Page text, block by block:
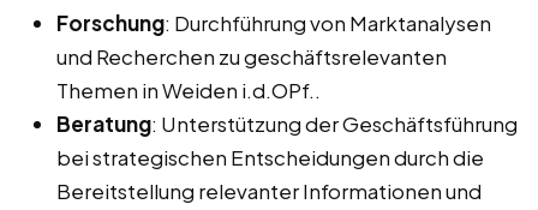
Forschung: Durchführung von Marktanalysen
und Recherchen zu geschäftsrelevanten
Themen in Weiden i.d.OPf..
Beratung: Unterstützung der Geschäftsführung
bei strategischen Entscheidungen durch die
Bereitstellung relevanter Informationen und